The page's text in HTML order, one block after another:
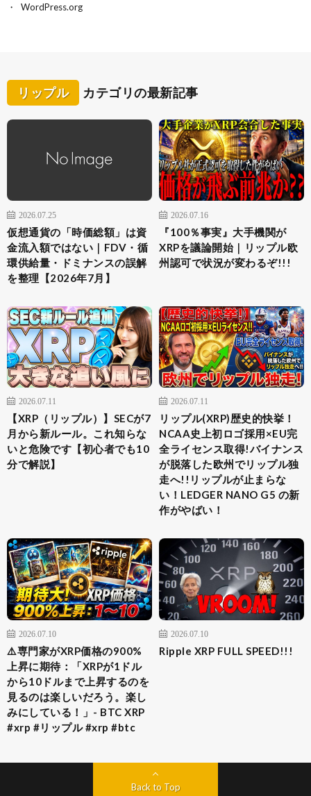
WordPress.org
リップル カテゴリの最新記事
2026.07.25
仮想通貨の「時価総額」は資
金流入額ではない｜FDV・循
環供給量・ドミナンスの誤解
を整理【2026年7月】
2026.07.16
『100％事実』大手機関が
XRPを議論開始｜リップル欧
州認可で状況が変わるぞ!!!
2026.07.11
【XRP（リップル）】SECが7
月から新ルール。これ知らな
いと危険です【初心者でも10
分で解説】
2026.07.11
リップル(XRP)歴史的快挙！
NCAA史上初ロゴ採用×EU完
全ライセンス取得!バイナンス
が脱落した欧州でリップル独
走へ!!リップルが止まらな
い！LEDGER NANO G5 の新
作がやばい！
2026.07.10
⚠️専門家がXRP価格の900%
上昇に期待：「XRPが1ドル
から10ドルまで上昇するのを
見るのは楽しいだろう。楽し
みにしている！」- BTC XRP
#xrp #リップル #xrp #btc
2026.07.10
Ripple XRP FULL SPEED!!!
Back to Top